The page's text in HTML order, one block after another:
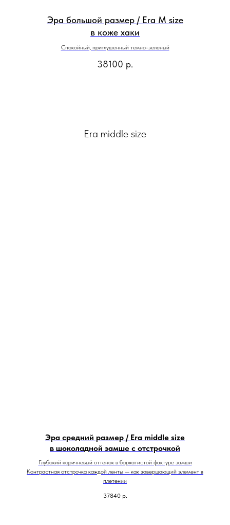
Эра большой размер / Era M size
в коже хаки
Спокойный, приглушенный темно-зеленый
38100 р.
Era middle size
Эра средний размер / Era middle size
в шоколадной замше с отстрочкой
Глубокий коричневый оттенок в бархатистой фактуре замши
Контрастная отстрочка каждой ленты — как завершающий элемент в
плетении
37840 р.